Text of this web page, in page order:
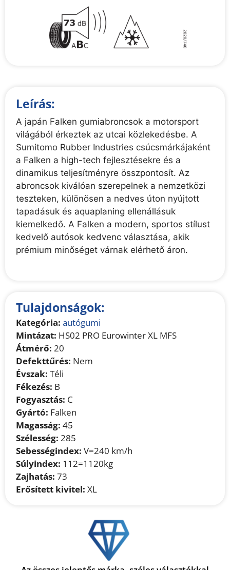
Leírás:
A japán Falken gumiabroncsok a motorsport
világából érkeztek az utcai közlekedésbe. A
Sumitomo Rubber Industries csúcsmárkájaként
a Falken a high-tech fejlesztésekre és a
dinamikus teljesítményre összpontosít. Az
abroncsok kiválóan szerepelnek a nemzetközi
teszteken, különösen a nedves úton nyújtott
tapadásuk és aquaplaning ellenállásuk
kiemelkedő. A Falken a modern, sportos stílust
kedvelő autósok kedvenc választása, akik
prémium minőséget várnak elérhető áron.
Tulajdonságok:
Kategória: autógumi
Mintázat: HS02 PRO Eurowinter XL MFS
Átmérő: 20
Defekttűrés: Nem
Évszak: Téli
Fékezés: B
Fogyasztás: C
Gyártó: Falken
Magasság: 45
Szélesség: 285
Sebességindex: V=240 km/h
Súlyindex: 112=1120kg
Zajhatás: 73
Erősített kivitel: XL